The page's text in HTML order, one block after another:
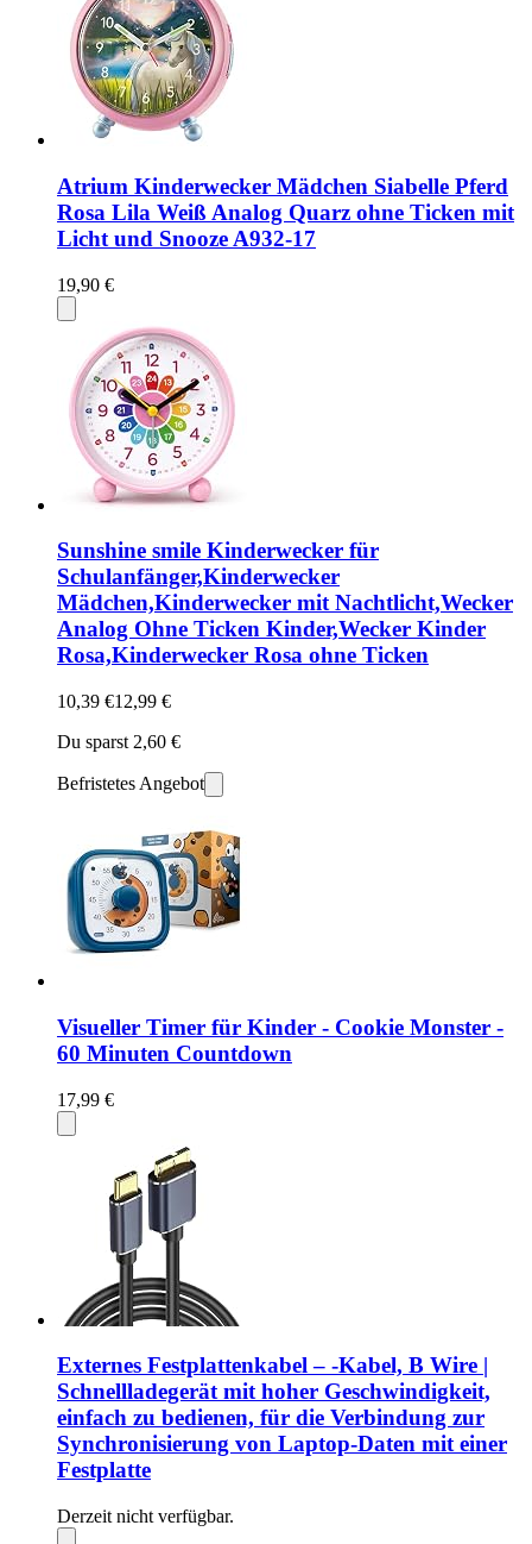
Atrium Kinderwecker Mädchen Siabelle Pferd
Rosa Lila Weiß Analog Quarz ohne Ticken mit
Licht und Snooze A932-17
19,90 €
Sunshine smile Kinderwecker für
Schulanfänger,Kinderwecker
Mädchen,Kinderwecker mit Nachtlicht,Wecker
Analog Ohne Ticken Kinder,Wecker Kinder
Rosa,Kinderwecker Rosa ohne Ticken
10,39 €12,99 €
Du sparst 2,60 €
Befristetes Angebot
Visueller Timer für Kinder - Cookie Monster -
60 Minuten Countdown
17,99 €
Externes Festplattenkabel – -Kabel, B Wire |
Schnellladegerät mit hoher Geschwindigkeit,
einfach zu bedienen, für die Verbindung zur
Synchronisierung von Laptop-Daten mit einer
Festplatte
Derzeit nicht verfügbar.